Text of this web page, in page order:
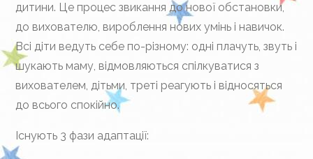
дитини. Це процес звикання до нової обстановки,
до вихователю, вироблення нових умінь і навичок.
Всі діти ведуть себе по-різному: одні плачуть, звуть і
шукають маму, відмовляються спілкуватися з
вихователем, дітьми, треті реагують і відносяться
до всього спокійно.
Існують 3 фази адаптації: